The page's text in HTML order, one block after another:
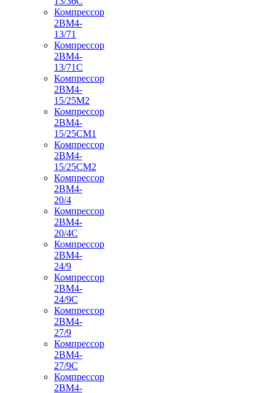
Компрессор
2ВМ4-
13/71
Компрессор
2ВМ4-
13/71С
Компрессор
2ВМ4-
15/25М2
Компрессор
2ВМ4-
15/25СМ1
Компрессор
2ВМ4-
15/25СМ2
Компрессор
2ВМ4-
20/4
Компрессор
2ВМ4-
20/4С
Компрессор
2ВМ4-
24/9
Компрессор
2ВМ4-
24/9С
Компрессор
2ВМ4-
27/9
Компрессор
2ВМ4-
27/9С
Компрессор
2ВМ4-